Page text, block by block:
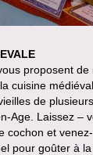
proposent de
cuisine
de
Age. Laissez –
cochon et
pour goûter à